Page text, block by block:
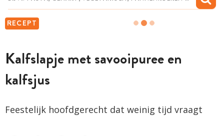
RECEPT
Kalfslapje met savooipuree en
kalfsjus
Feestelijk hoofdgerecht dat weinig tijd vraagt
MIJN BEWAARDE RECEPTEN